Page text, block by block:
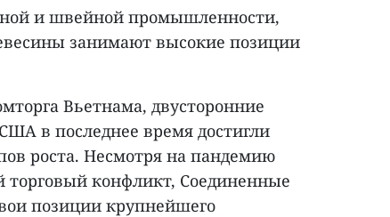
и швейной промышленности,
занимают высокие позиции
Вьетнама, двусторонние
в последнее время достигли
роста. Несмотря на пандемию
торговый конфликт, Соединенные
позиции крупнейшего